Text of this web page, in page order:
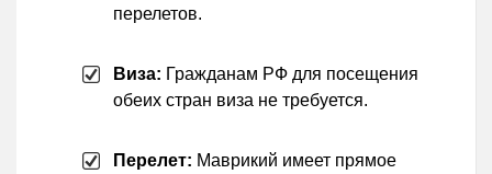
перелетов.
Виза: Гражданам РФ для посещения
обеих стран виза не требуется.
Перелет: Маврикий имеет прямое